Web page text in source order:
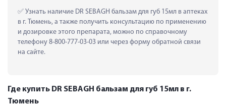
Узнать наличие DR SEBAGH бальзам для губ 15мл в аптеках
в г. Тюмень, а также получить консультацию по применению
и дозировке этого препарата, можно по справочному
телефону 8-800-777-03-03 или через форму обратной связи
на сайте.
Где купить DR SEBAGH бальзам для губ 15мл в г.
Тюмень